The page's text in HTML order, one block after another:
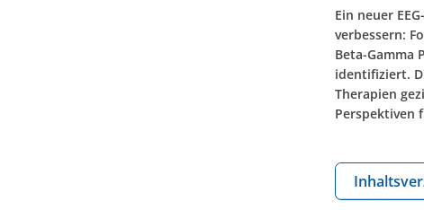
Ein neuer
verbessern:
Beta-Gamma
identifiziert.
Therapien
Perspektiven